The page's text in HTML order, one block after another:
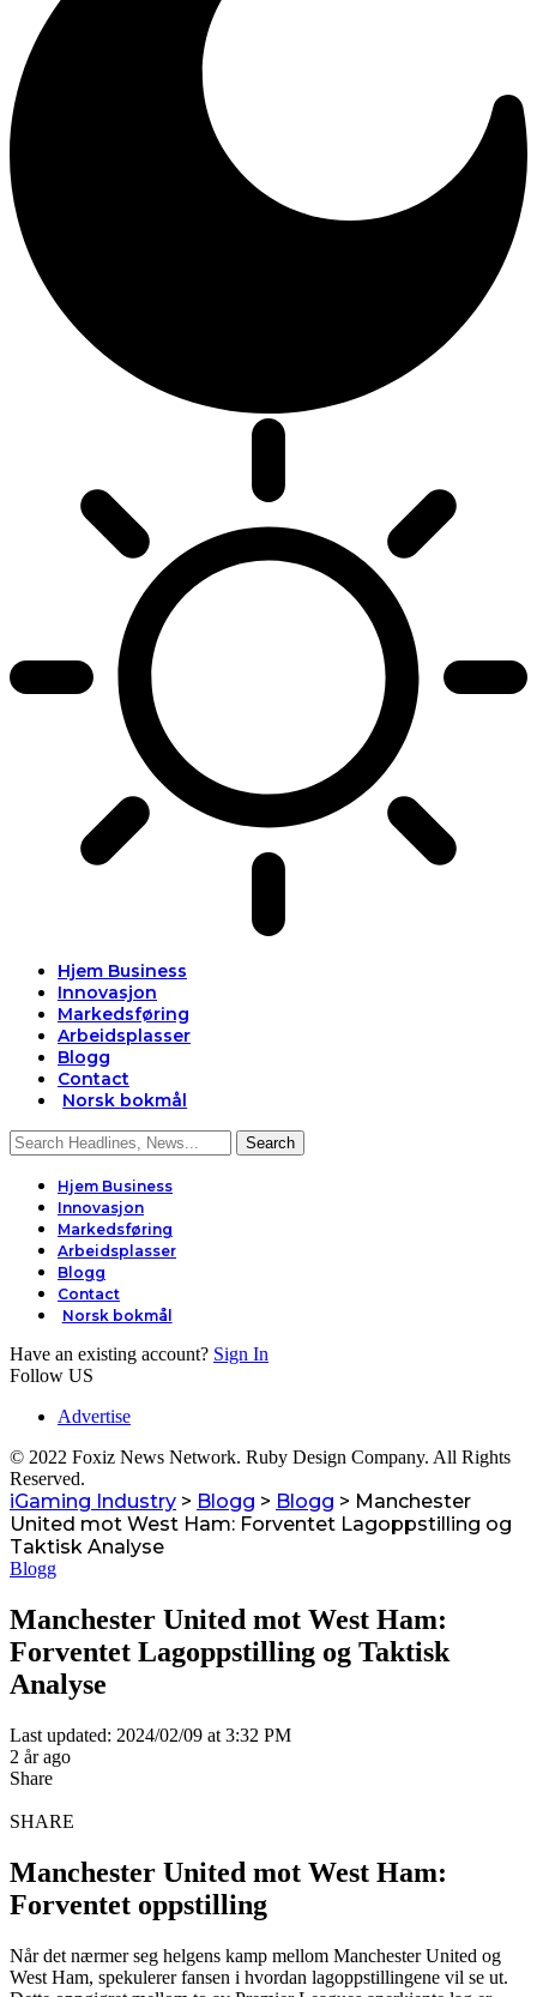
Hjem Business
Innovasjon
Markedsføring
Arbeidsplasser
Blogg
Contact
Norsk bokmål
Hjem Business
Innovasjon
Markedsføring
Arbeidsplasser
Blogg
Contact
Norsk bokmål
Have an existing account? Sign In
Follow US
Advertise
© 2022 Foxiz News Network. Ruby Design Company. All Rights
Reserved.
iGaming Industry > Blogg > Blogg > Manchester
United mot West Ham: Forventet Lagoppstilling og
Taktisk Analyse
Blogg
Manchester United mot West Ham:
Forventet Lagoppstilling og Taktisk
Analyse
Last updated: 2024/02/09 at 3:32 PM
2 år ago
Share
SHARE
Manchester United mot West Ham:
Forventet oppstilling
Når det nærmer seg helgens kamp mellom Manchester United og
West Ham, spekulerer fansen i hvordan lagoppstillingene vil se ut.